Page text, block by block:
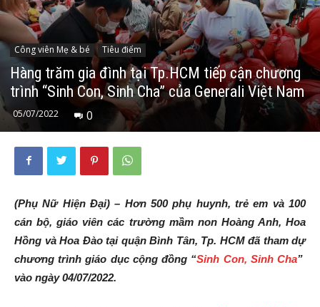
Công viên Mẹ & bé Tiêu điểm
Hàng trăm gia đình tại Tp.HCM tiếp cận chương
trình “Sinh Con, Sinh Cha” của Generali Việt Nam
05/07/2022 0
(Phụ Nữ Hiện Đại) – Hơn 500 phụ huynh, trẻ em và 100
cán bộ, giáo viên các trường mầm non Hoàng Anh, Hoa
Hồng và Hoa Đào tại quận Bình Tân, Tp. HCM đã tham dự
chương trình giáo dục cộng đồng “Sinh Con, Sinh Cha”
vào ngày04/07/2022.